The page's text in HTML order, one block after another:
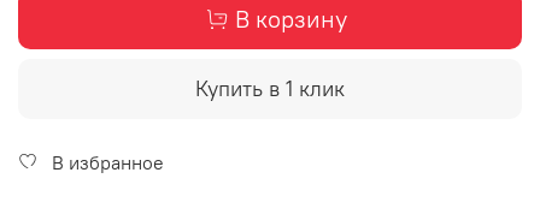
В корзину
Купить в 1 клик
В избранное